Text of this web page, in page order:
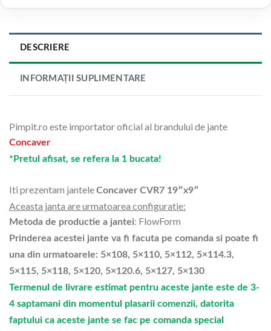
DESCRIERE
INFORMAȚII SUPLIMENTARE
Pimpit.ro este importator oficial al brandului de jante
Concaver
*Pretul afisat, se refera la 1 bucata!
Iti prezentam janteleConcaver CVR7 19″x9″
Aceasta janta are urmatoarea configuratie:
Metoda de productie a jantei: FlowForm
Prinderea acestei jante va fi facuta pe comanda si poate fi
una din urmatoarele: 5×108, 5×110, 5×112, 5×114.3,
5×115, 5×118, 5×120, 5×120.6, 5×127, 5×130
Termenul de livrare estimat pentru aceste jante este de 3-
4 saptamani din momentul plasarii comenzii, datorita
faptului ca aceste jante se fac pe comanda special